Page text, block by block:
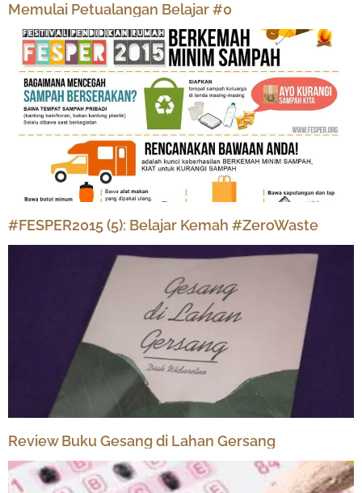
Memulai Petualangan Belajar #0
#FESPER2015 (5): Belajar Kemah #ZeroWaste
Review Buku Gesang di Lahan Gersang